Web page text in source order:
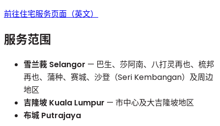
前往住宅服务页面（英文）
服务范围
雪兰莪 Selangor — 巴生、莎阿南、八打灵再也、梳邦
再也、蒲种、赛城、沙登（Seri Kembangan）及周边
地区
吉隆坡 Kuala Lumpur — 市中心及大吉隆坡地区
布城 Putrajaya